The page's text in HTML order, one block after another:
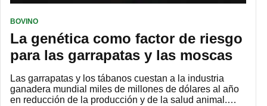
BOVINO
La genética como factor de riesgo
para las garrapatas y las moscas
Las garrapatas y los tábanos cuestan a la industria
ganadera mundial miles de millones de dólares al año
en reducción de la producción y de la salud animal.…